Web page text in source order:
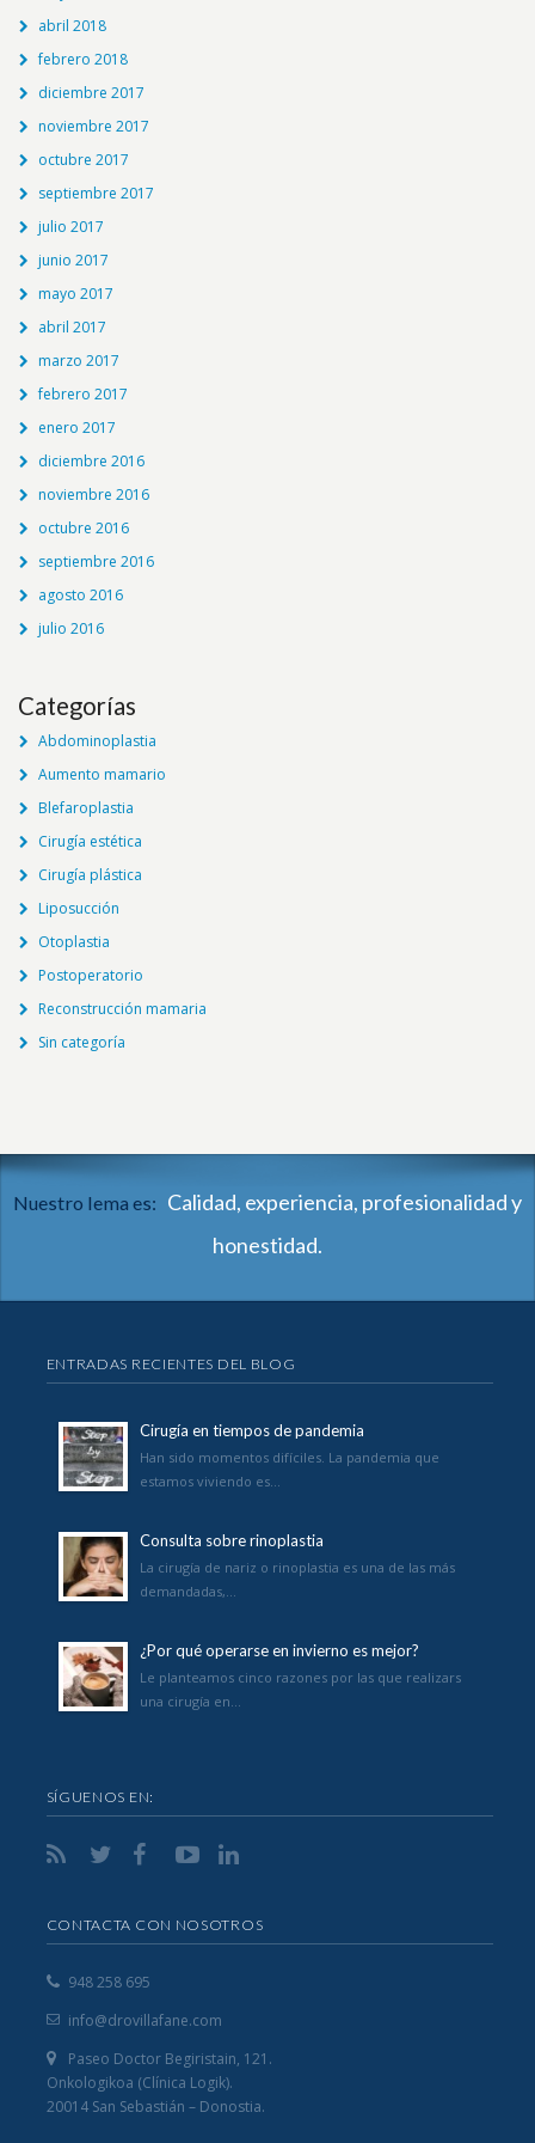
abril 2018
febrero 2018
diciembre 2017
noviembre 2017
octubre 2017
septiembre 2017
julio 2017
junio 2017
mayo 2017
abril 2017
marzo 2017
febrero 2017
enero 2017
diciembre 2016
noviembre 2016
octubre 2016
septiembre 2016
agosto 2016
julio 2016
Categorías
Abdominoplastia
Aumento mamario
Blefaroplastia
Cirugía estética
Cirugía plástica
Liposucción
Otoplastia
Postoperatorio
Reconstrucción mamaria
Sin categoría
Nuestro lema es: Calidad, experiencia, profesionalidad y
honestidad.
ENTRADAS RECIENTES DEL BLOG
Cirugía en tiempos de pandemia
Han sido momentos difíciles. La pandemia que
estamos viviendo es…
Consulta sobre rinoplastia
La cirugía de nariz o rinoplastia es una de las más
demandadas,…
¿Por qué operarse en invierno es mejor?
Le planteamos cinco razones por las que realizars
una cirugía en…
SÍGUENOS EN:
CONTACTA CON NOSOTROS
948 258 695
info@drovillafane.com
Paseo Doctor Begiristain, 121.
Onkologikoa (Clínica Logik).
20014 San Sebastián – Donostia.